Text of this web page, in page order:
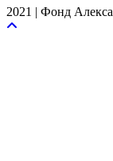
2021 | Фонд